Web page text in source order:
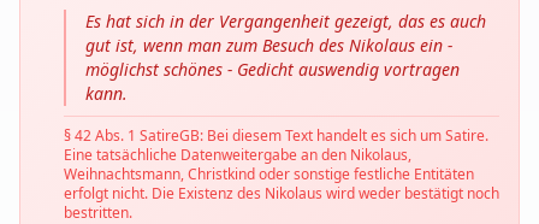
Es hat sich in der Vergangenheit gezeigt, das es auch
gut ist, wenn man zum Besuch des Nikolaus ein -
möglichst schönes - Gedicht auswendig vortragen
kann.
§ 42 Abs. 1 SatireGB: Bei diesem Text handelt es sich um Satire.
Eine tatsächliche Datenweitergabe an den Nikolaus,
Weihnachtsmann, Christkind oder sonstige festliche Entitäten
erfolgt nicht. Die Existenz des Nikolaus wird weder bestätigt noch
bestritten.